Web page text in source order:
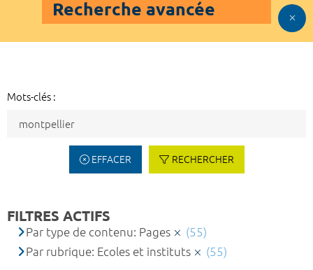
Recherche avancée
Mots-clés :
EFFACER RECHERCHER
FILTRES ACTIFS
Par type de contenu: Pages
(55)
Par rubrique: Ecoles et instituts
(55)